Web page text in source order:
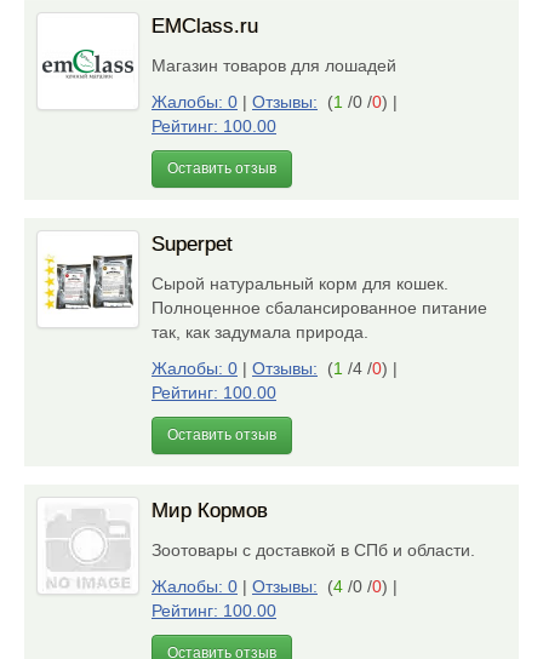
EMClass.ru
Магазин товаров для лошадей
Жалобы: 0 | Отзывы: (1 /0 /0) |
Рейтинг: 100.00
Оставить отзыв
Superpet
Сырой натуральный корм для кошек.
Полноценное сбалансированное питание
так, как задумала природа.
Жалобы: 0 | Отзывы: (1 /4 /0) |
Рейтинг: 100.00
Оставить отзыв
Мир Кормов
Зоотовары с доставкой в СПб и области.
Жалобы: 0 | Отзывы: (4 /0 /0) |
Рейтинг: 100.00
Оставить отзыв